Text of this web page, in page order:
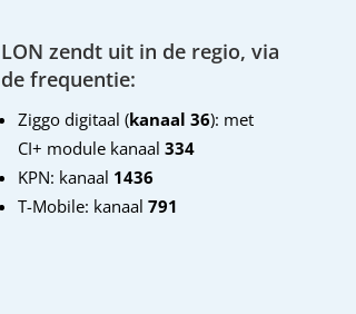
LON zendt uit in de regio, via
de frequentie:
Ziggo digitaal (kanaal 36): met
CI+ module kanaal 334
KPN: kanaal 1436
T-Mobile: kanaal791